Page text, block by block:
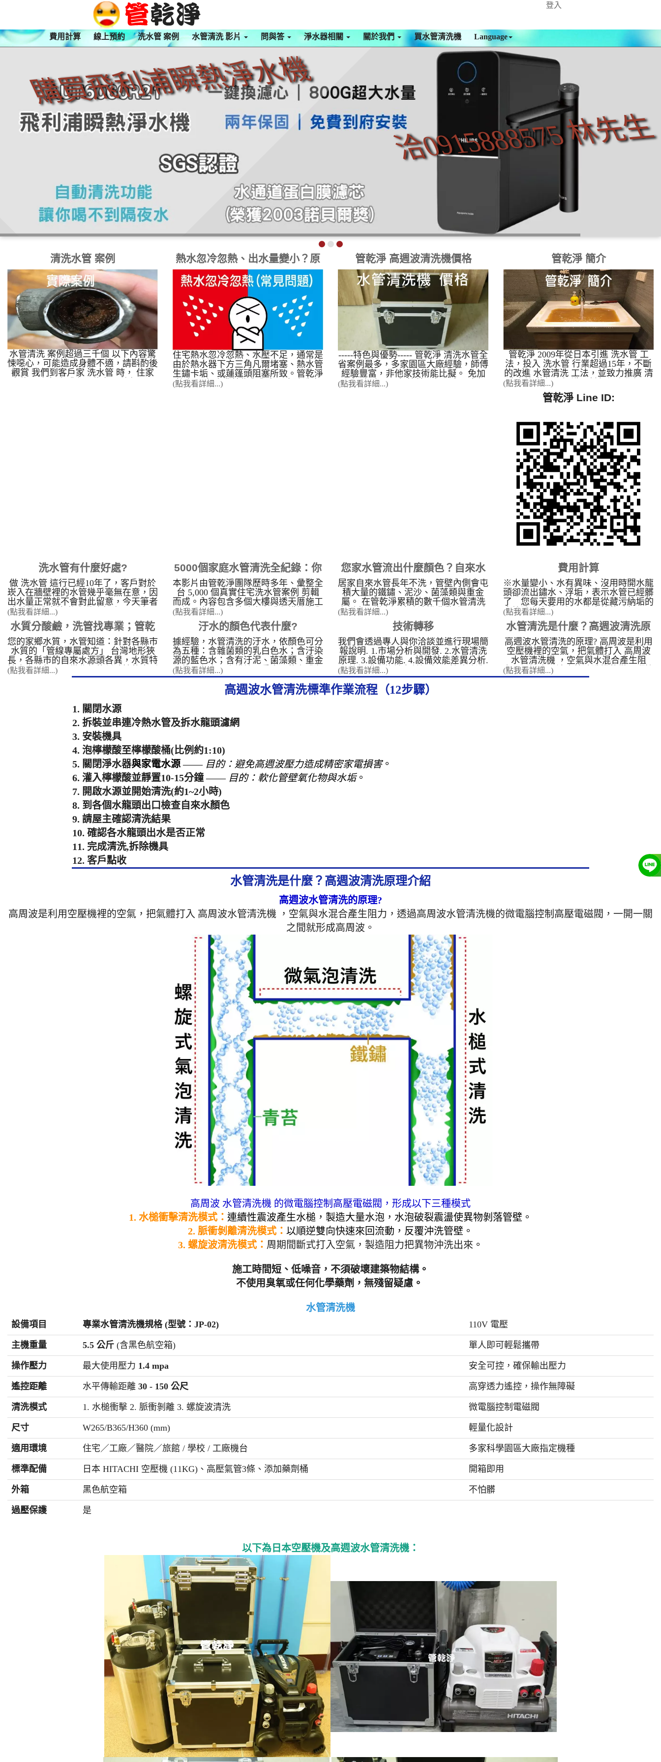
登入
費用計算 線上預約 洗水管 案例 水管清洗 影片 問與答 淨水器相關 關於我們 買水管清洗機 Language
購買飛利浦瞬熱淨水機
洽0915888575 林先生
清洗水管 案例
水管清洗 案例超過三千個 以下內容驚
悚噁心，可能造成身體不適，請斟酌後
觀賞 我們到客戶家 洗水管 時， 住家
熱水忽冷忽熱、出水量變小？原
因與解決方案
住宅熱水忽冷忽熱、水壓不足，通常是
由於熱水器下方三角凡爾堵塞、熱水管
生鏽卡垢、或蓮篷頭阻塞所致。管乾淨
擁有 17年專業技術與全台最多清洗案
顏色，每次洗手或洗澡後，皮膚會覺得
莫名的發癢，都是管壁上種種的雜質及
細菌造成的。 以下為精選影片分享
台北市 士林區 芝玉路二段 清洗水管
彰化 花壇 清洗水管 南投 竹山 某公司
竹北白地 水管清洗 香山 福樹街 清
洗水管 - 我家有泡沫紅茶 新竹南大路
水管清洗 之我家有果汁 以下為精選
圖片分享
(點我看詳細...)
管乾淨 高週波清洗機價格
-----特色與優勢----- 管乾淨 清洗水管全
省案例最多，多家園區大廠經驗，師傅
經驗豐富，非他家技術能比擬。 免加
盟金, 免店面，無管銷，無壓力，市場
目標。管乾淨很重視服務態度與客戶滿
意度，讓這個水管清洗的行業可以發揚
光大，我們就是希望讓加盟商們可以比
管乾淨技術更精良，服務更好。 我們
擁有全台灣最全面、最多元的清洗水管
成功案例(全省實際案例最多)，無論您
的需求多複雜，我們都有專業的解決方
案與實戰經驗： 高規格廠房設備清
洗： 科學園區： 精密儀器與機台管路
的專業清洗案例，確保生產製程不受影
響。 食品工廠： 嚴格標準的生產管線
與機台清洗，符合最高衛生要求。 工
廠散熱設備： 專業清洗散熱系統的機
台與管路，有效提升降溫效率，節省能
源。 營業與公共場所管路維護： 飯店
用水管，改善水質、恢復水壓，讓全家
人的健康從源頭把關。 我們採用先進
的專業工法，能有效清除管壁髒污，並
針對不同材質、不同場所的管線特性，
音，不須破壞建築物結構。 不使用臭
氧或任何化學藥劑，無殘留疑慮。
高周波水管清洗機功能展示影音 水
管清洗機 設備項目 專業水管清洗機規
格 (型號：JP-02) 110V 電壓 主機重量
5.5 公斤 (含黑色航空箱) 單人即可輕鬆
攜帶 操作壓力 最大使用壓力 1.4 mpa
安全可控，確保輸出壓力 遙控距離 水
平傳輸距離 30 - 150 公尺 高穿透力遙
控，操作無障礙 清洗模式 1. 水槌衝擊
2. 脈衝剝離 3. 螺旋波清洗 微電腦控制
電磁閥 尺寸 W265/B365/H360 (mm) 輕
量化設計 適用環境 住宅／工廠／醫院
／旅館 / 學校 / 工廠機台 多家科學園區
大廠指定機種 標準配備 日本 HITACHI
空壓機 (11KG)、高壓氣管3條、添加藥
劑桶 開箱即用 外箱 黑色航空箱 不怕
髒 過壓保護 是 本機特色 人性化操
作介面，操作簡便，初次使用即可輕易
上手 售後服務完備，設備非人為保固
三年。 具多段週波功能：水槌、脈衝
波、螺旋波、遙控功能，另具備完整顯
示操作介面。 具備功能：螺旋波脈衝
剝離、水槌沖擊、脈衝剝離清洗、高穿
透遙控、脈衝時間設定。 適用範圍：
公寓、透天、園區大廠、民宿、旅館、
露營區、大型醫院、塑膠射出工廠、食
品工廠、學校。 水管清洗示意圖：
水管清洗機 照片 機台管路
(點我看詳細...)
管乾淨 簡介
管乾淨 2009年從日本引進 洗水管 工
法，投入 洗水管 行業超過15年，不斷
的改進 水管清洗 工法，並致力推廣 清
洗水管 的相關知識，幫每個人作好居
家用水的把關，讓每個人都有健康的身
體。 管乾淨 2012年 自創特殊 清洗水
放廠商加盟。 管乾淨 2014年 全省 洗
水管 案例最多，成功案例高達99.5%。
本公司全省實際案例最多，提供加盟
經銷商最新自來水管清洗洗淨技術，來
為各地的住宅／工廠／醫院／學校 / 工
廠機台做自來水管清洗服務。本公司不
收加盟業者之加盟金、權利金，並提供
加盟業者技術轉移及市場開發資訊，水
管清洗機可應用於：醫院／學校／ 工
廠機台與一般住宅的給自來水管污垢洗
淨。 營業項目： 一、一般住家、機
關學校、飯店、公司、工廠機台各項管
路之管垢洗淨作業及水質改善工程。
二、開放全省加盟經銷，並提供各種技
活品質提高及對養生的概念高漲，卻不
知水管裡面有重金屬及細菌，以為只要
裝了RO逆滲透就可以安心的用水，卻
不知道淨水器只能把雜質過濾乾淨，無
法處理細菌，同時在洗澡時也不知重金
屬會慢慢從人體皮膚吸收至體內，日積
月累會造成皮膚病變，所以本公司努力
推廣給大眾了解，讓大眾能重視家庭
水管清洗 的重要性。 因台灣工業發
達並不斷的進步，導致各種的污染產
生，間接或直接的影響到水的品質。長
久以來，人們對於生活用水的維護。對
於 洗水管 非常陌生。其原因是 清洗水
銹塊，造成容易 水管阻塞 ，導致水流
量變小及產生鐵銹水，此外銹蝕粗糙的
管壁更容易藏污納垢，大量屯積細菌藻
腫，這樣的用水品質能安心使用嗎? 自
(點我看詳細...)
管乾淨 Line ID:
洗水管有什麼好處?
做 洗水管 這行已經10年了，客戶對於
崁入在牆壁裡的水管幾乎毫無在意，因
出水量正常就不會對此留意，今天筆者
來談談 洗水管 後有什麼好處？ 1.濾心
壽命比較長，濾心比較不容易髒 原本
更換後濾心一個禮拜就會變紅的，洗完
後六個月都不會髒，可省下不少成本。
&nbsp; 2.不須買桶裝水就� ...
(點我看詳細...)
5000個家庭水管清洗全紀錄：你
所不知道的自來水管壁污染
本影片由管乾淨團隊歷時多年、彙整全
台 5,000 個真實住宅洗水管案例 剪輯
而成。內容包含多個大樓與透天厝施工
現場，水龍頭直接噴出咖啡色鐵鏽水與
黑綠色菌藻污水的真實畫面（畫面恐謹
慎觀賞）。 本影片核心展示之技術與
用水知識： 水管卡垢的成因： 自來水
中的鈣鎂離子、餘氯與老� ...
(點我看詳細...)
您家水管流出什麼顏色？自來水
管壁髒污對水質與水壓的關鍵影
響
居家自來水管長年不洗，管壁內側會屯
積大量的鐵鏽、泥沙、菌藻類與重金
屬。 在管乾淨累積的數千個水管清洗
案例中，當高週波清洗機啟動時，原本
透明的自來水往往會轉變成驚人的「五
彩污水」。這些洗出來的污水顏色，直
接對應了管線內部的特定化學與生物污
染物： 水管污水顏色與污染物� ...
(點我看詳細...)
費用計算
※水量變小、水有異味、沒用時開水龍
頭卻流出鏽水、浮垢，表示水管已經髒
了 您每天要用的水都是從藏污納垢的
水管流出來的，該是洗水管的時候了！
下單後會與您約時間，工作時間約2小
時，屋齡較久的房子清洗時間加長(不
加價)，歡迎來留言洽詢！
(點我看詳細...)
水質分酸鹼，洗管找專業；管乾
淨出手，替您的水管洗乾淨
您的家鄉水質，水管知道：針對各縣市
水質的「管線專屬處方」 台灣地形狹
長，各縣市的自來水源頭各異，水質特
性也大不相同。從北部的偏酸性軟水到
中南部的偏鹼性硬水，這些看不見的化
性水質與鐵鏽的博弈 如雙北、基� ...
(點我看詳細...)
汙水的顏色代表什麼?
據經驗，水管清洗的汙水，依顏色可分
為五種：含雜菌類的乳白色水；含汙染
源的藍色水；含有汙泥、菌藻類、重金
屬的黑色水；含鐵鏽、重金屬的咖啡色
水；含有菌藻類的綠水。 汙水顏色濃
淡也會因為當地的水質、水壓、水管的
長短有所不一樣。 &nbsp; 乳白色水 這
(點我看詳細...)
技術轉移
我們會透過專人與你洽談並進行現場簡
報說明. 1.市場分析與開發. 2.水管清洗
原理. 3.設備功能. 4.設備效能差異分析.
5.簽訂購合約並交付訂金. 6.轉移清洗
技術(現場教學)，設備操作說明. 7.接案
教學. 8.網路行銷教學. 9.高週波設備保
固期自交機起算3年.人為操作不當及外
(點我看詳細...)
水管清洗是什麼？高週波清洗原
理介紹
高週波水管清洗的原理? 高周波是利用
空壓機裡的空氣，把氣體打入 高周波
水管清洗機 ，空氣與水混合產生阻
力，透過高周波水管清洗機的微電腦控
制高壓電磁閥，一開一關之間就形成高
(點我看詳細...)
高週波水管清洗標準作業流程（12步驟）
1. 關閉水源
2. 拆裝並串連冷熱水管及拆水龍頭濾網
3. 安裝機具
4. 泡檸檬酸至檸檬酸桶(比例約1:10)
5. 關閉淨水器與家電水源—— 目的：避免高週波壓力造成精密家電損害。
6. 灌入檸檬酸並靜置10-15分鐘—— 目的：軟化管壁氧化物與水垢。
7. 開啟水源並開始清洗(約1~2小時)
8. 到各個水龍頭出口檢查自來水顏色
9. 請屋主確認清洗結果
10. 確認各水龍頭出水是否正常
11. 完成清洗,拆除機具
12. 客戶點收
水管清洗是什麼？高週波清洗原理介紹
高週波水管清洗的原理?
高周波是利用空壓機裡的空氣，把氣體打入 高周波水管清洗機 ，空氣與水混合產生阻力，透過高周波水管清洗機的微電腦控制高壓電磁閥，一開一關
之間就形成高周波。
高周波 水管清洗機 的微電腦控制高壓電磁閥，形成以下三種模式
1. 水槌衝擊清洗模式： 連續性震波產生水槌，製造大量水泡，水泡破裂震盪使異物剝落管壁。
2. 脈衝剝離清洗模式： 以順逆雙向快速來回流動，反覆沖洗管壁 。
3. 螺旋波清洗模式： 周期間斷式打入空氣，製造阻力把異物沖洗出來 。
施工時間短、低噪音，不須破壞建築物結構。
不使用臭氧或任何化學藥劑，無殘留疑慮。
水管清洗機
設備項目 專業水管清洗機規格 (型號：JP-02) 110V 電壓
主機重量 5.5 公斤 (含黑色航空箱) 單人即可輕鬆攜帶
操作壓力 最大使用壓力 1.4 mpa 安全可控，確保輸出壓力
遙控距離 水平傳輸距離 30 - 150 公尺 高穿透力遙控，操作無障礙
清洗模式 1. 水槌衝擊 2. 脈衝剝離 3. 螺旋波清洗 微電腦控制電磁閥
尺寸 W265/B365/H360 (mm) 輕量化設計
適用環境 住宅／工廠／醫院／旅館 / 學校 / 工廠機台 多家科學園區大廠指定機種
標準配備 日本 HITACHI 空壓機 (11KG)、高壓氣管3條、添加藥劑桶 開箱即用
外箱 黑色航空箱 不怕髒
過壓保護 是
以下為日本空壓機及高週波水管清洗機：